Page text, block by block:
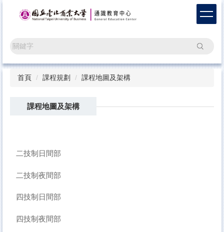
區
搜尋
首頁 課程規劃 課程地圖及架構
課程地圖及架構
二技制日間部
二技制夜間部
四技制日間部
四技制夜間部